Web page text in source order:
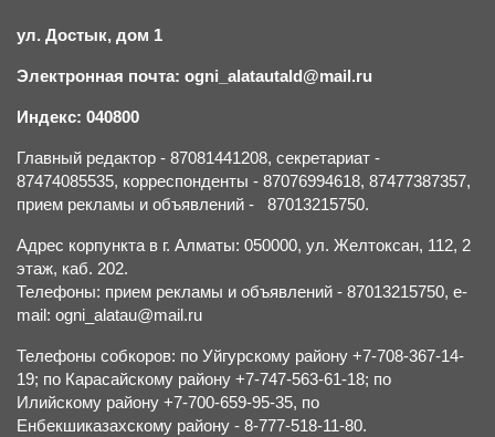
ул. Достык, дом 1
Электронная почта: ogni_alatautald@mail.ru
Индекс: 040800
Главный редактор - 87081441208, секретариат -
87474085535, корреспонденты - 87076994618, 87477387357,
прием рекламы и объявлений - 87013215750.
Адрес корпункта в г. Алматы: 050000, ул. Желтоксан, 112, 2
этаж, каб. 202.
Телефоны: прием рекламы и объявлений - 87013215750, e-
mail: ogni_alatau@mail.ru
Телефоны собкоров: по Уйгурскому району +7-708-367-14-
19; по Карасайскому району +7-747-563-61-18; по
Илийскому району +7-700-659-95-35, по
Енбекшиказахскому району - 8-777-518-11-80.